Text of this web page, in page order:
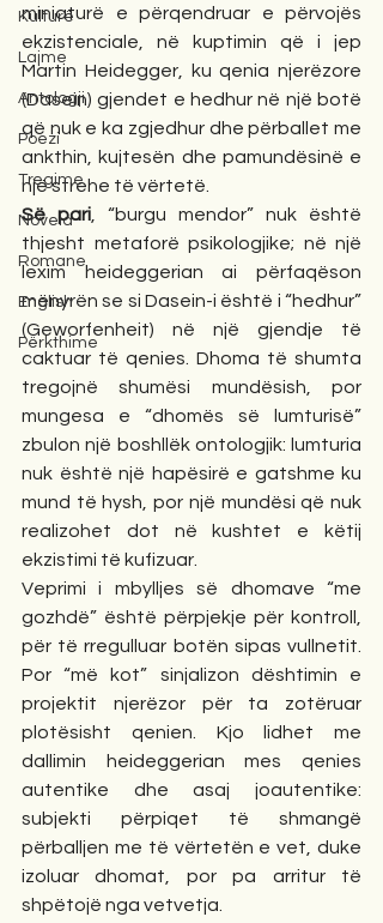
Kulturë
Lajme
Antologji
Poezi
Tregime
Novela
Romane
English
Përkthime
miniaturë e përqendruar e përvojës
ekzistenciale, në kuptimin që i jep
Martin Heidegger, ku qenia njerëzore
(Dasein) gjendet e hedhur në një botë
që nuk e ka zgjedhur dhe përballet me
ankthin, kujtesën dhe pamundësinë e
një strehe të vërtetë.
Së pari , “burgu mendor” nuk është
thjesht metaforë psikologjike; në një
lexim heideggerian ai përfaqëson
mënyrën se si Dasein-i është i “hedhur”
(Geworfenheit) në një gjendje të
caktuar të qenies. Dhoma të shumta
tregojnë shumësi mundësish, por
mungesa e “dhomës së lumturisë”
zbulon një boshllëk ontologjik: lumturia
nuk është një hapësirë e gatshme ku
mund të hysh, por një mundësi që nuk
realizohet dot në kushtet e këtij
ekzistimi të kufizuar.
Veprimi i mbylljes së dhomave “me
gozhdë” është përpjekje për kontroll,
për të rregulluar botën sipas vullnetit.
Por “më kot” sinjalizon dështimin e
projektit njerëzor për ta zotëruar
plotësisht qenien. Kjo lidhet me
dallimin heideggerian mes qenies
autentike dhe asaj joautentike:
subjekti përpiqet të shmangë
përballjen me të vërtetën e vet, duke
izoluar dhomat, por pa arritur të
shpëtojë nga vetvetja.